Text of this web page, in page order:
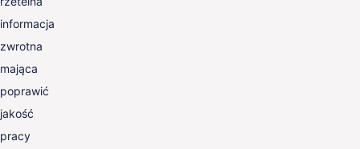
informacja
zwrotna
mająca
poprawić
jakość
pracy